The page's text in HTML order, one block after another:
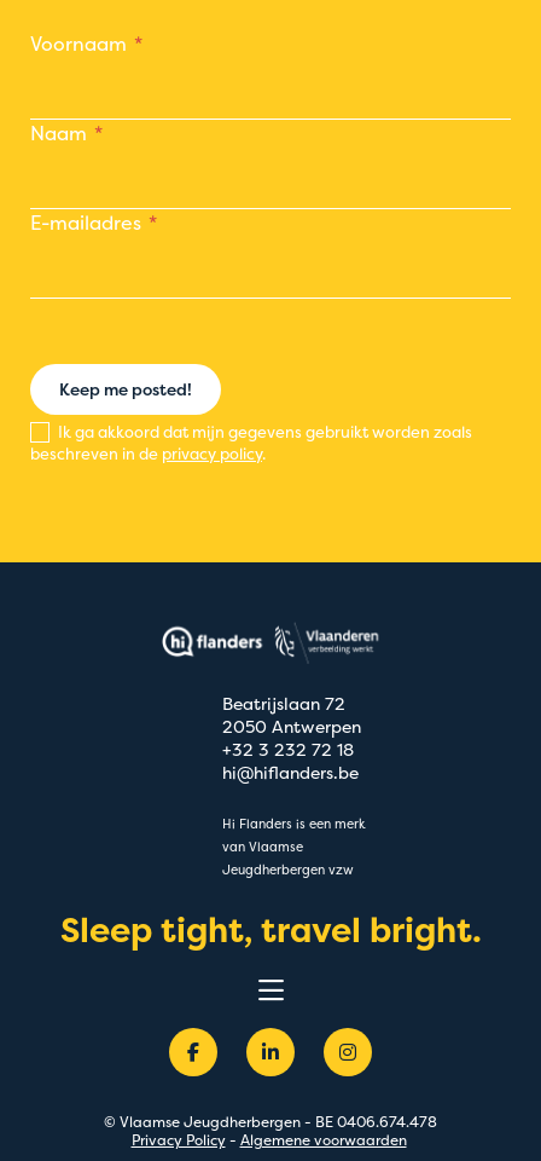
Voornaam
Naam
E-mailadres
Keep me posted!
Ik ga akkoord dat mijn gegevens gebruikt worden zoals
beschreven in de privacy policy.
Beatrijslaan 72
2050 Antwerpen
+32 3 232 72 18
hi@hiflanders.be
Hi Flanders is een merk
van Vlaamse
Jeugdherbergen vzw
Sleep tight, travel bright.
Bestemmingen
Groepen
Premium
Over
© Vlaamse Jeugdherbergen - BE 0406.674.478
Privacy Policy- Algemene voorwaarden